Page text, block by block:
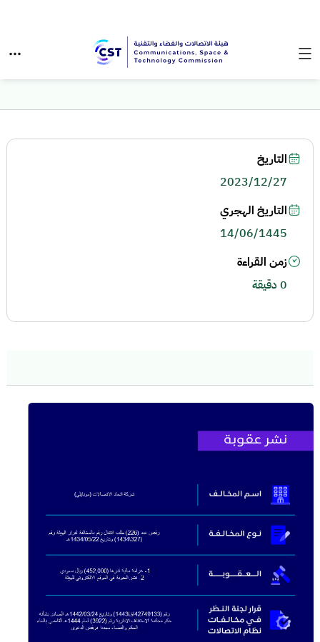
التاريخ
2023/12/27
التاريخ الهجري
14/06/1445
زمن القراءة
0 دقيقة